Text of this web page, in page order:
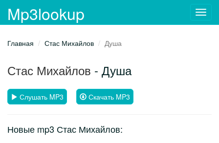
Mp3lookup
Главная Стас Михайлов Душа
Стас Михайлов - Душа
Слушать MP3 Скачать MP3
Новые mp3 Стас Михайлов: